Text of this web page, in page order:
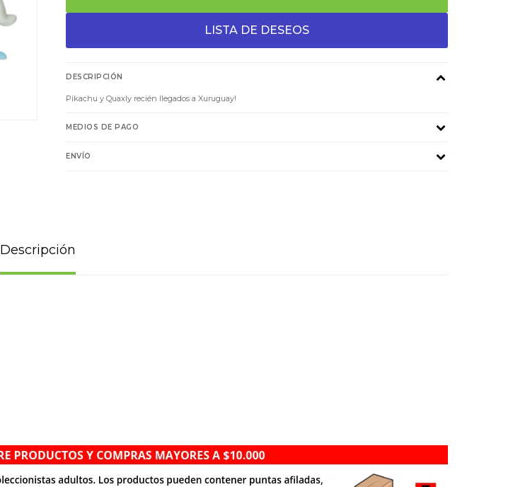
DESCRIPCIÓN
Pikachu y Quaxly recién llegados a Xuruguay!
MEDIOS DE PAGO
ENVÍO
Descripción